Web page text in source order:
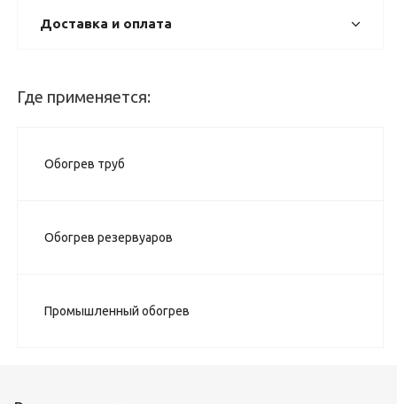
Доставка и оплата
Где применяется:
Обогрев труб
Обогрев резервуаров
Промышленный обогрев